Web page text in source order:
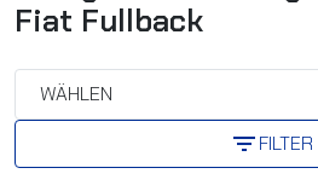
Fiat Fullback
WÄHLEN
filter_listFILTER